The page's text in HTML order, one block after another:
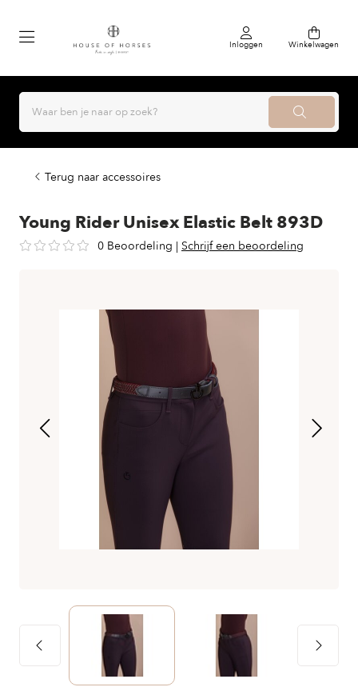
Inloggen Winkelwagen
Terug naar accessoires
Young Rider Unisex Elastic Belt 893D
0 Beoordeling | Schrijf een beoordeling